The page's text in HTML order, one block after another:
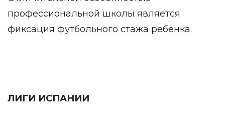
профессиональной школы является
фиксация футбольного стажа ребенка.
ЛИГИ ИСПАНИИ